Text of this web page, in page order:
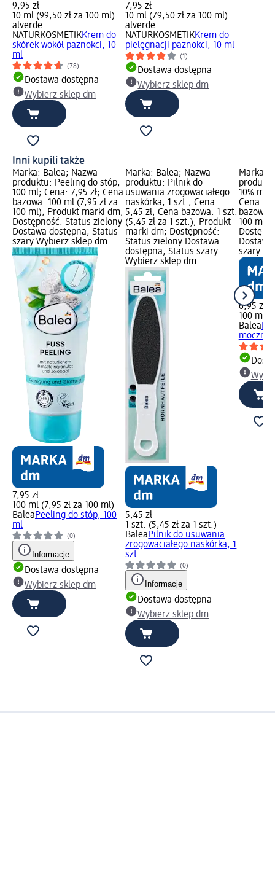
9,95 zł
10 ml (99,50 zł za 100 ml)
alverde
NATURKOSMETIKKrem do
skórek wokół paznokci, 10
ml
(78)
Dostawa dostępna
Wybierz sklep dm
7,95 zł
10 ml (79,50 zł za 100 ml)
alverde
NATURKOSMETIKKrem do
pielęgnacji paznokci, 10 ml
(1)
Dostawa dostępna
Wybierz sklep dm
Inni kupili także
Marka: Balea; Nazwa
produktu: Peeling do stóp,
100 ml; Cena: 7,95 zł; Cena
bazowa: 100 ml (7,95 zł za
100 ml); Produkt marki dm;
Dostępność: Status zielony
Dostawa dostępna, Status
szary Wybierz sklep dm
7,95 zł
100 ml (7,95 zł za 100 ml)
BaleaPeeling do stóp, 100
ml
(0)
Informacje
Dostawa dostępna
Wybierz sklep dm
Marka: Balea; Nazwa
produktu: Pilnik do
usuwania zrogowaciałego
naskórka, 1 szt.; Cena:
5,45 zł; Cena bazowa: 1 szt.
(5,45 zł za 1 szt.); Produkt
marki dm; Dostępność:
Status zielony Dostawa
dostępna, Status szary
Wybierz sklep dm
5,45 zł
1 szt. (5,45 zł za 1 szt.)
BaleaPilnik do usuwania
zrogowaciałego naskórka, 1
szt.
(0)
Informacje
Dostawa dostępna
Wybierz sklep dm
Marka:
10%
Cena:
bazowa:
100 ml);
szary
6,95 zł
100 ml
Balea